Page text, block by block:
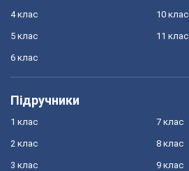
4 клас
5 клас
6 клас
10 клас
11 клас
Підручники
1 клас
2 клас
3 клас
7 клас
8 клас
9 клас